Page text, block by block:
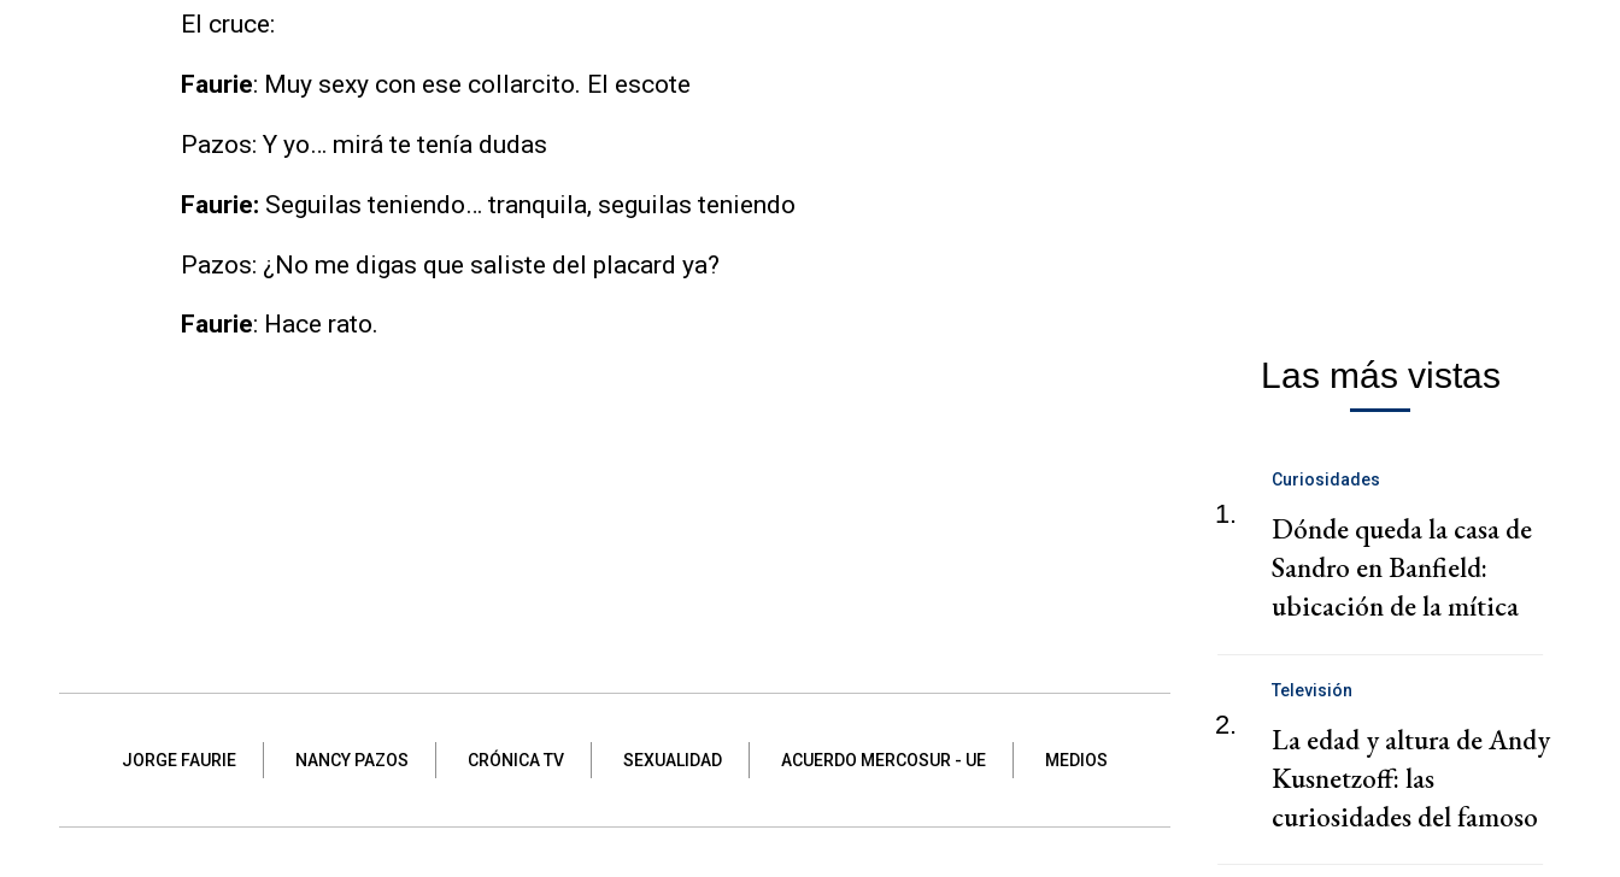
El cruce:
Faurie: Muy sexy con ese collarcito. El escote
Pazos: Y yo… mirá te tenía dudas
Faurie: Seguilas teniendo… tranquila, seguilas teniendo
Pazos: ¿No me digas que saliste del placard ya?
Faurie: Hace rato.
JORGE FAURIE NANCY PAZOS CRÓNICA TV SEXUALIDAD ACUERDO MERCOSUR - UE MEDIOS
Las más vistas
1.
Curiosidades
Dónde queda la casa de
Sandro en Banfield:
ubicación de la mítica
2.
Televisión
La edad y altura de Andy
Kusnetzoff: las
curiosidades del famoso